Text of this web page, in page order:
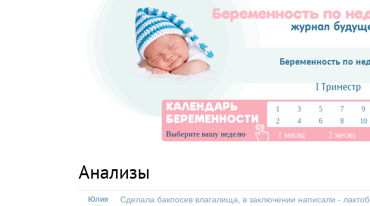
Беременность по
I Триместр
КАЛЕНДАРЬ
БЕРЕМЕННОСТИ
Выберите вашу неделю
1 3 5 7 9
2
4 6 8 10
1 месяц 2 месяц
Анализы
Юлия
Сделала бакпосев влагалища, в заключении написали -